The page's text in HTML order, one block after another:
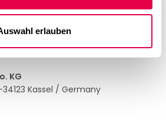
erlauben
für Gastronomiemöbel und -textilien. Wir
für Restaurants, Hotels und
Service, auf die Sie sich verlassen
KG
Kassel / Germany